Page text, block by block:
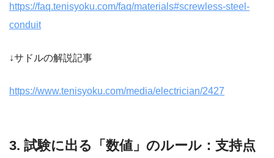
https://faq.tenisyoku.com/faq/materials#screwless-steel-
conduit
↓サドルの解説記事
https://www.tenisyoku.com/media/electrician/2427
3. 試験に出る「数値」のルール：支持点